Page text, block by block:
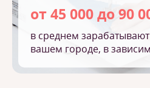
от 45 000 до 90
в среднем
вашем городе, в